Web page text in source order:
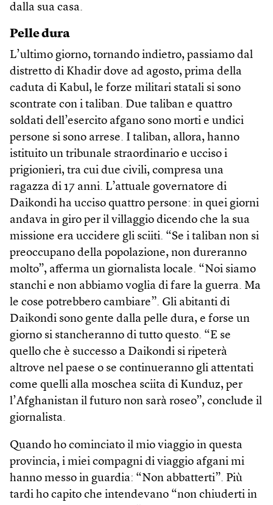
dalla sua casa.
Pelle dura
L’ultimo giorno, tornando indietro, passiamo dal
distretto di Khadir dove ad agosto, prima della
caduta di Kabul, le forze militari statali si sono
scontrate con i taliban. Due taliban e quattro
soldati dell’esercito afgano sono morti e undici
persone si sono arrese. I taliban, allora, hanno
istituito un tribunale straordinario e ucciso i
prigionieri, tra cui due civili, compresa una
ragazza di 17 anni. L’attuale governatore di
Daikondi ha ucciso quattro persone: in quei giorni
andava in giro per il villaggio dicendo che la sua
missione era uccidere gli sciiti. “Se i taliban non si
preoccupano della popolazione, non dureranno
molto”, afferma un giornalista locale. “Noi siamo
stanchi e non abbiamo voglia di fare la guerra. Ma
le cose potrebbero cambiare”. Gli abitanti di
Daikondi sono gente dalla pelle dura, e forse un
giorno si stancheranno di tutto questo. “E se
quello che è successo a Daikondi si ripeterà
altrove nel paese o se continueranno gli attentati
come quelli alla moschea sciita di Kunduz, per
l’Afghanistan il futuro non sarà roseo”, conclude il
giornalista.
Quando ho cominciato il mio viaggio in questa
provincia, i miei compagni di viaggio afgani mi
hanno messo in guardia: “Non abbatterti”. Più
tardi ho capito che intendevano “non chiuderti in